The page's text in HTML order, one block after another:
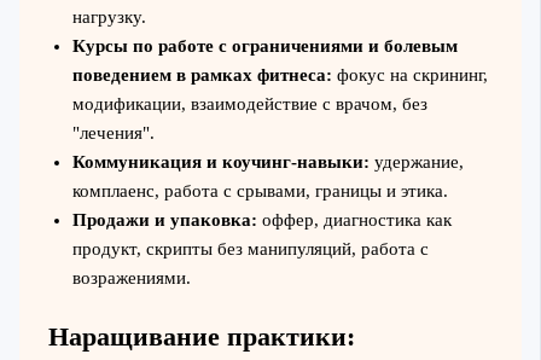
нагрузку.
Курсы по работе с ограничениями и болевым
поведением в рамках фитнеса: фокус на скрининг,
модификации, взаимодействие с врачом, без
"лечения".
Коммуникация и коучинг‑навыки: удержание,
комплаенс, работа с срывами, границы и этика.
Продажи и упаковка: оффер, диагностика как
продукт, скрипты без манипуляций, работа с
возражениями.
Наращивание практики: